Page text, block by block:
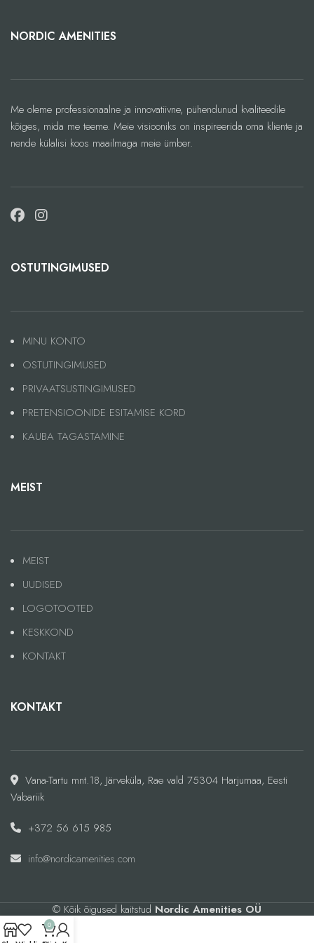
Macha on ideaalne kollektsioon,
lõõgastmise ja heaolu hetki.
NORDIC AMENITIES
Me oleme professionaalne ja innovatiivne, pühendunud kvaliteedile
kõiges, mida me teeme. Meie visiooniks on inspireerida oma kliente ja
nende külalisi koos maailmaga meie ümber.
OSTUTINGIMUSED
MINU KONTO
OSTUTINGIMUSED
PRIVAATSUSTINGIMUSED
PRETENSIOONIDE ESITAMISE KORD
KAUBA TAGASTAMINE
MEIST
MEIST
UUDISED
LOGOTOOTED
KESKKOND
KONTAKT
KONTAKT
Vana-Tartu mnt.18, Järveküla, Rae vald 75304 Harjumaa, Eesti
Vabariik
+372 56 615 985
info@nordicamenities.com
© Kõik õigused kaitstud Nordic Amenities OÜ
0